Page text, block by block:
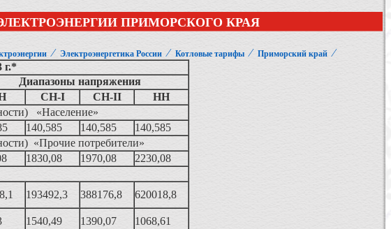
ПРИМОРСКОГО КРАЯ
⁄ Электроэнергетика России ⁄ Котловые тарифы ⁄ Приморский край ⁄
г.*
Диапазоны напряжения
СН-I СН-II
НН
«Население»
140,585 140,585
140,585
«Прочие потребители»
1830,08 1970,08
2230,08
193492,3 388176,8 620018,8
1540,49 1390,07
1068,61